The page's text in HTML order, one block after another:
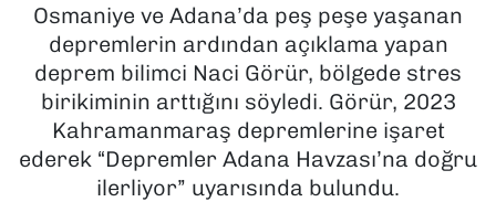
Osmaniye ve Adana’da peş peşe yaşanan
depremlerin ardından açıklama yapan
deprem bilimci Naci Görür, bölgede stres
birikiminin arttığını söyledi. Görür, 2023
Kahramanmaraş depremlerine işaret
ederek “Depremler Adana Havzası’na doğru
ilerliyor” uyarısında bulundu.
POLİTİKA
SAĞLIK
SPOR